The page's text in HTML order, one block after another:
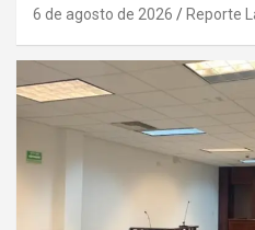
6 de agosto de 2026 Reporte